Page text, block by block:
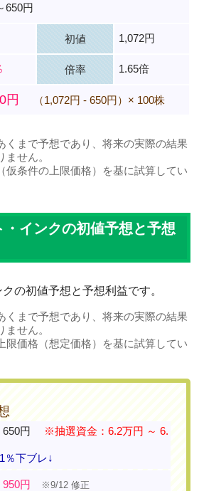
650円
初値 1,072円
倍率 1.65倍
円 （1,072円 - 650円）× 100株
まで予想であり、将来の実際の結果
せん。
条件の上限価格）を基に試算してい
・インクの初値予想と予想
の初値予想と予想利益です。
まで予想であり、将来の実際の結果
せん。
価格（想定価格）を基に試算してい
円
※抽選資金：6.2万円 ～ 6.
％下ブレ↓
円
※9/12 修正